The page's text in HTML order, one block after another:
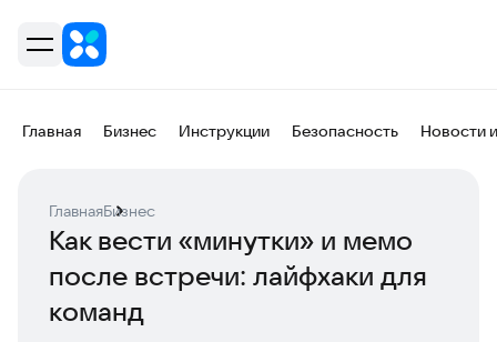
Главная Бизнес Инструкции Безопасность Новости
ГлавнаяБизнес
Как вести «минутки» и мемо
после встречи: лайфхаки для
команд